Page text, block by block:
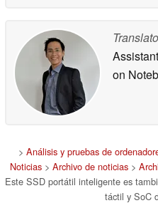
Assistant
on
> Análisis y pruebas de
Noticias> Archivo de noticias>
Este SSD portátil inteligente es
táctil y SoC